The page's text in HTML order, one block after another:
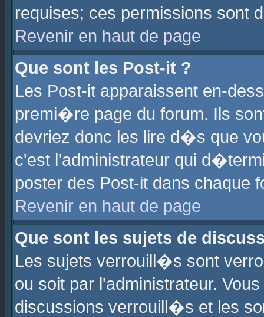
requises; ces permissions sont
Revenir en haut de page
Que sont les Post-it ?
Les Post-it apparaissent en-
premi�re page du forum. Ils
devriez donc les lire d�s que
c'est l'administrateur qui
poster des Post-it dans chaque
Revenir en haut de page
Que sont les sujets de
Les sujets verrouill�s sont
ou soit par l'administrateur.
discussions verrouill�s et les